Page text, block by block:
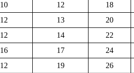
10 12
18
12 13
20
12 14
22
16 17
24
12 19
26